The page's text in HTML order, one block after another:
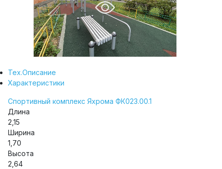
Тех.Описание
Характеристики
Спортивный комплекс Яхрома ФК023.00.1
Длина
2,15
Ширина
1,70
Высота
2,64